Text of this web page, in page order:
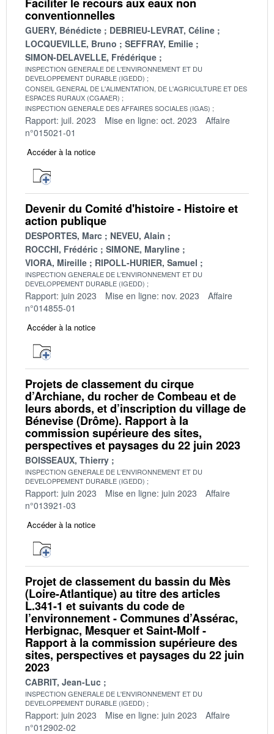
conventionnelles
GUERY, Bénédicte
DEBRIEU-LEVRAT, Céline
LOCQUEVILLE, Bruno
SEFFRAY, Emilie
SIMON-DELAVELLE, Frédérique
INSPECTION GENERALE DE L'ENVIRONNEMENT ET DU
DEVELOPPEMENT DURABLE (IGEDD)
CONSEIL GENERAL DE L'ALIMENTATION, DE L'AGRICULTURE ET DES
ESPACES RURAUX (CGAAER)
INSPECTION GENERALE DES AFFAIRES SOCIALES (IGAS)
Rapport: juil. 2023 Mise en ligne: oct. 2023
Affaire
n°015021-01
Accéder à la notice
Devenir du Comité d'histoire - Histoire et
action publique
DESPORTES, Marc
NEVEU, Alain
ROCCHI, Frédéric
SIMONE, Maryline
VIORA, Mireille
RIPOLL-HURIER, Samuel
INSPECTION GENERALE DE L'ENVIRONNEMENT ET DU
DEVELOPPEMENT DURABLE (IGEDD)
Rapport: juin 2023 Mise en ligne: nov. 2023
Affaire
n°014855-01
Accéder à la notice
Projets de classement du cirque
d’Archiane, du rocher de Combeau et de
leurs abords, et d’inscription du village de
Bénevise (Drôme). Rapport à la
commission supérieure des sites,
perspectives et paysages du 22 juin 2023
BOISSEAUX, Thierry
INSPECTION GENERALE DE L'ENVIRONNEMENT ET DU
DEVELOPPEMENT DURABLE (IGEDD)
Rapport: juin 2023 Mise en ligne: juin 2023
Affaire
n°013921-03
Accéder à la notice
Projet de classement du bassin du Mès
(Loire-Atlantique) au titre des articles
L.341-1 et suivants du code de
l’environnement - Communes d’Assérac,
Herbignac, Mesquer et Saint-Molf -
Rapport à la commission supérieure des
sites, perspectives et paysages du 22 juin
2023
CABRIT, Jean-Luc
INSPECTION GENERALE DE L'ENVIRONNEMENT ET DU
DEVELOPPEMENT DURABLE (IGEDD)
Rapport: juin 2023 Mise en ligne: juin 2023
Affaire
n°012902-02